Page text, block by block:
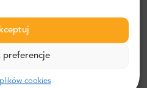
preferencje
cookies
i miasta
Nasze ceny są stałe,